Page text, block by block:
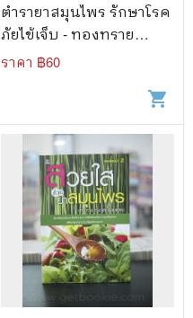
ตำรายาสมุนไพร รักษาโรค
ภัยไข้เจ็บ - ทองทราย
จำเรียง
ราคา ฿60
shopping_cart